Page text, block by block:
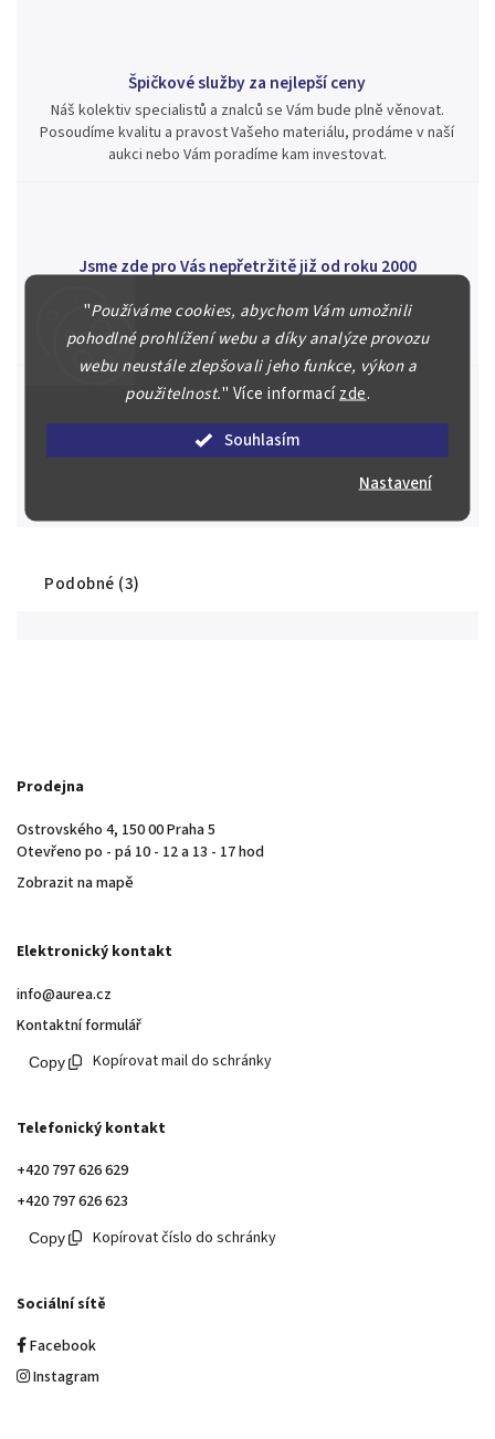
"Používáme cookies, abychom Vám umožnili
pohodlné prohlížení webu a díky analýze provozu
webu neustále zlepšovali jeho funkce, výkon a
použitelnost." Více informacízde.
Souhlasím
Nastavení
Špičkové služby za nejlepší ceny
Náš kolektiv specialistů a znalců se Vám bude plně věnovat.
Posoudíme kvalitu a pravost Vašeho materiálu, prodáme v naší
aukci nebo Vám poradíme kam investovat.
Jsme zde pro Vás nepřetržitě již od roku 2000
jednotlivé kusy unikátních mincí, bankovek, řádů a vyznamenání
za rekordní ceny.
Stovky spokojených zákazníků
Máme řadu spokojených sběratelů a investorů nejen z České
Podobné (3)
Prodejna
Ostrovského 4, 150 00 Praha 5
Otevřeno po - pá 10 - 12 a 13 - 17 hod
Zobrazit na mapě
Elektronický kontakt
info@aurea.cz
Kontaktní formulář
Kopírovat mail do schránky
Telefonický kontakt
+420 797 626 629
+420 797 626 623
Kopírovat číslo do schránky
Sociální sítě
Facebook
Instagram